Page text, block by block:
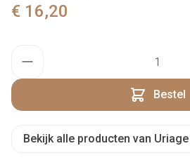
€ 16,20
Bestel
Bekijk alle producten van Uriage